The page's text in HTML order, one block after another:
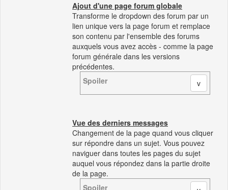
Ajout d'une page forum globale
Transforme le dropdown des forum par un
lien unique vers la page forum et remplace
son contenu par l'ensemble des forums
auxquels vous avez accès - comme la page
forum générale dans les versions
précédentes.
Spoiler
Vue des derniers messages
Changement de la page quand vous cliquer
sur répondre dans un sujet. Vous pouvez
naviguer dans toutes les pages du sujet
auquel vous répondez dans la partie droite
de la page.
Spoiler